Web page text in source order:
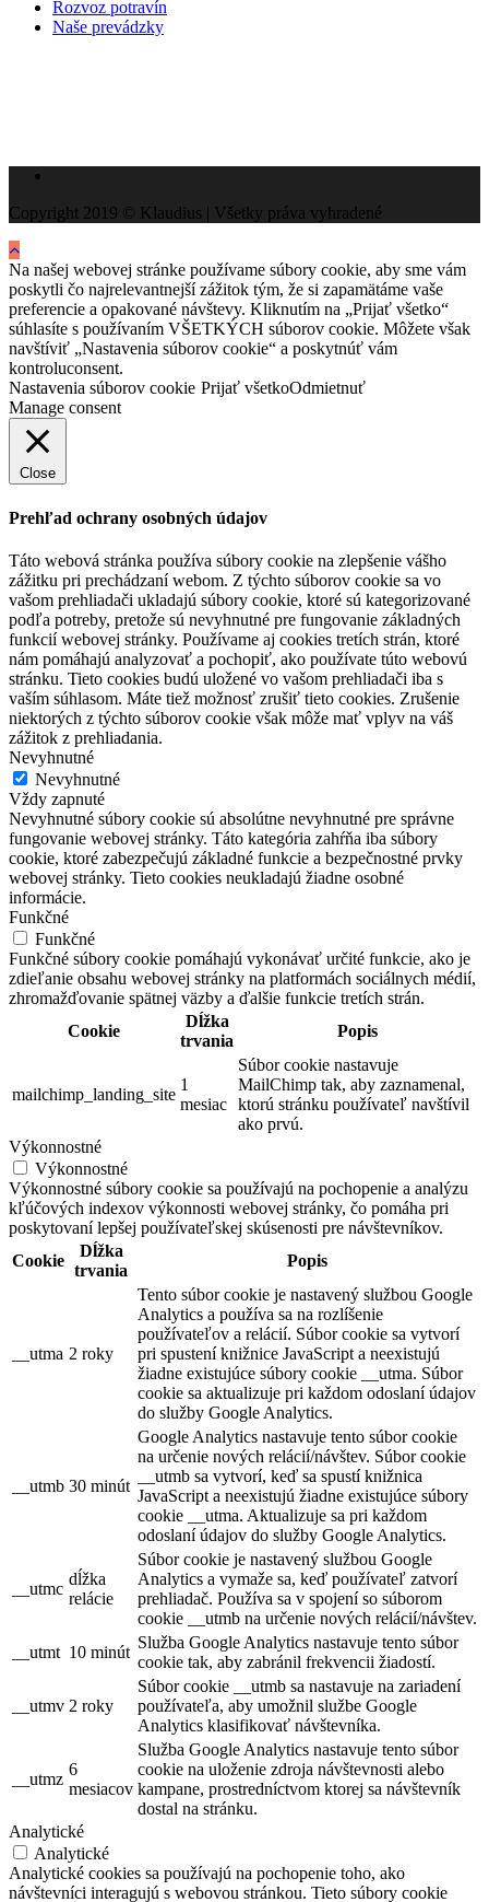
Rozvoz potravín
Naše prevádzky
Copyright 2019 © Klaudius | Všetky práva vyhradené
Na našej webovej stránke používame súbory cookie, aby sme vám
poskytli čo najrelevantnejší zážitok tým, že si zapamätáme vaše
preferencie a opakované návštevy. Kliknutím na „Prijať všetko“
súhlasíte s používaním VŠETKÝCH súborov cookie. Môžete však
navštíviť „Nastavenia súborov cookie“ a poskytnúť vám
kontroluconsent.
Nastavenia súborov cookie Prijať všetkoOdmietnuť
Manage consent
Close
Prehľad ochrany osobných údajov
Táto webová stránka používa súbory cookie na zlepšenie vášho
zážitku pri prechádzaní webom. Z týchto súborov cookie sa vo
vašom prehliadači ukladajú súbory cookie, ktoré sú kategorizované
podľa potreby, pretože sú nevyhnutné pre fungovanie základných
funkcií webovej stránky. Používame aj cookies tretích strán, ktoré
nám pomáhajú analyzovať a pochopiť, ako používate túto webovú
stránku. Tieto cookies budú uložené vo vašom prehliadači iba s
vaším súhlasom. Máte tiež možnosť zrušiť tieto cookies. Zrušenie
niektorých z týchto súborov cookie však môže mať vplyv na váš
zážitok z prehliadania.
Nevyhnutné
Nevyhnutné
Vždy zapnuté
Nevyhnutné súbory cookie sú absolútne nevyhnutné pre správne
fungovanie webovej stránky. Táto kategória zahŕňa iba súbory
cookie, ktoré zabezpečujú základné funkcie a bezpečnostné prvky
webovej stránky. Tieto cookies neukladajú žiadne osobné
informácie.
Funkčné
Funkčné
Funkčné súbory cookie pomáhajú vykonávať určité funkcie, ako je
zdieľanie obsahu webovej stránky na platformách sociálnych médií,
zhromažďovanie spätnej väzby a ďalšie funkcie tretích strán.
Cookie
Dĺžka
trvania
Popis
mailchimp_landing_site
1
mesiac
Súbor cookie nastavuje
MailChimp tak, aby zaznamenal,
ktorú stránku používateľ navštívil
ako prvú.
Výkonnostné
Výkonnostné
Výkonnostné súbory cookie sa používajú na pochopenie a analýzu
kľúčových indexov výkonnosti webovej stránky, čo pomáha pri
poskytovaní lepšej používateľskej skúsenosti pre návštevníkov.
Cookie
Dĺžka
trvania
Popis
__utma 2 roky
Tento súbor cookie je nastavený službou Google
Analytics a používa sa na rozlíšenie
používateľov a relácií. Súbor cookie sa vytvorí
pri spustení knižnice JavaScript a neexistujú
žiadne existujúce súbory cookie __utma. Súbor
cookie sa aktualizuje pri každom odoslaní údajov
do služby Google Analytics.
__utmb 30 minút
Google Analytics nastavuje tento súbor cookie
na určenie nových relácií/návštev. Súbor cookie
__utmb sa vytvorí, keď sa spustí knižnica
JavaScript a neexistujú žiadne existujúce súbory
cookie __utma. Aktualizuje sa pri každom
odoslaní údajov do služby Google Analytics.
__utmc
dĺžka
relácie
Súbor cookie je nastavený službou Google
Analytics a vymaže sa, keď používateľ zatvorí
prehliadač. Používa sa v spojení so súborom
cookie __utmb na určenie nových relácií/návštev.
__utmt 10 minút
Služba Google Analytics nastavuje tento súbor
cookie tak, aby zabránil frekvencii žiadostí.
__utmv 2 roky
Súbor cookie __utmb sa nastavuje na zariadení
používateľa, aby umožnil službe Google
Analytics klasifikovať návštevníka.
__utmz
6
mesiacov
Služba Google Analytics nastavuje tento súbor
cookie na uloženie zdroja návštevnosti alebo
kampane, prostredníctvom ktorej sa návštevník
dostal na stránku.
Analytické
Analytické
Analytické cookies sa používajú na pochopenie toho, ako
návštevníci interagujú s webovou stránkou. Tieto súbory cookie